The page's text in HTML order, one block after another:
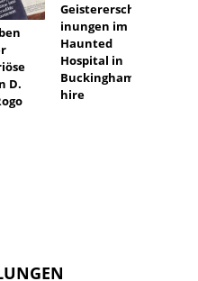
D.
Geisterersche
inungen im
Haunted
Hospital in
Buckinghams
hire